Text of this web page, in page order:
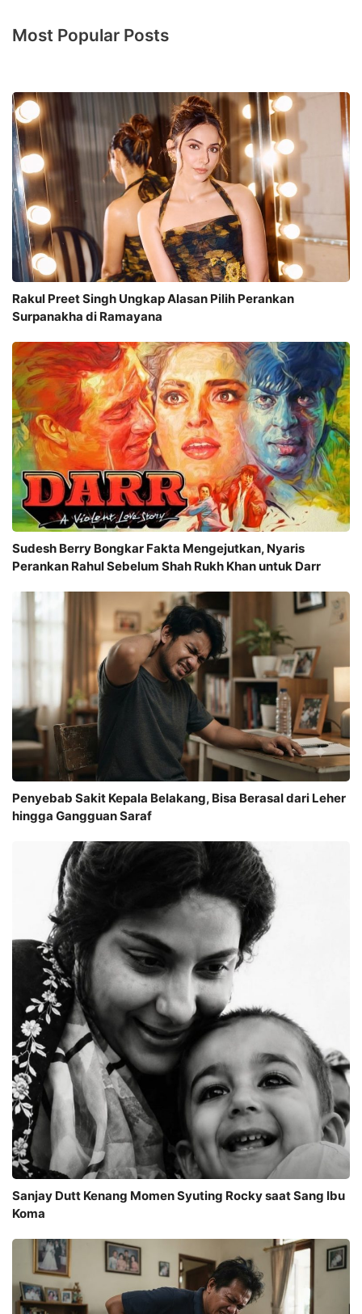
Most Popular Posts
Rakul Preet Singh Ungkap Alasan Pilih Perankan
Surpanakha di Ramayana
Sudesh Berry Bongkar Fakta Mengejutkan, Nyaris
Perankan Rahul Sebelum Shah Rukh Khan untuk Darr
Penyebab Sakit Kepala Belakang, Bisa Berasal dari Leher
hingga Gangguan Saraf
Sanjay Dutt Kenang Momen Syuting Rocky saat Sang Ibu
Koma